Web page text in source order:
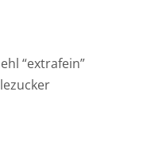
“extrafein”